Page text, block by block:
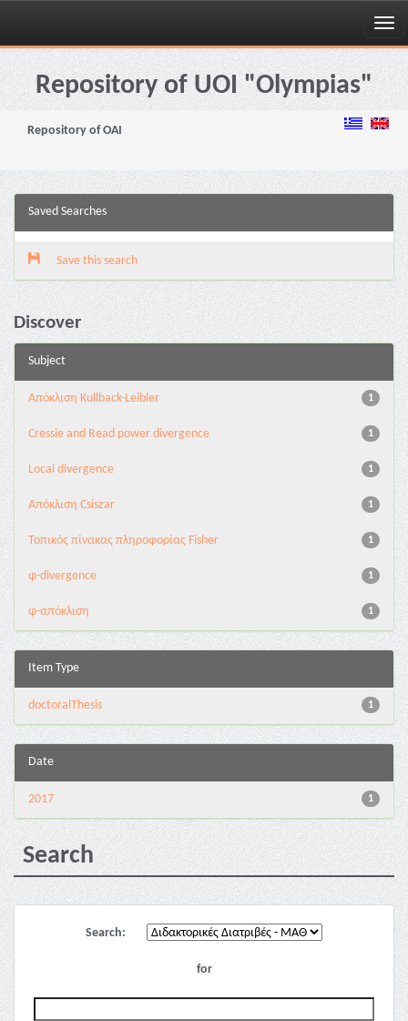
Skip
navigationRepository of UOI "Olympias"
Repository of OAI
Saved Searches
Save this search
Discover
Subject
1
Aπόκλιση Kullback-Leibler
1
Cressie and Read power divergence
1
Local divergence
1
Απόκλιση Csiszar
1
Τοπικός πίνακας πληροφορίας Fisher
1
φ-divergence
1
φ-απόκλιση
Item Type
1
doctoralThesis
Date
1
2017
Search
Search:
for